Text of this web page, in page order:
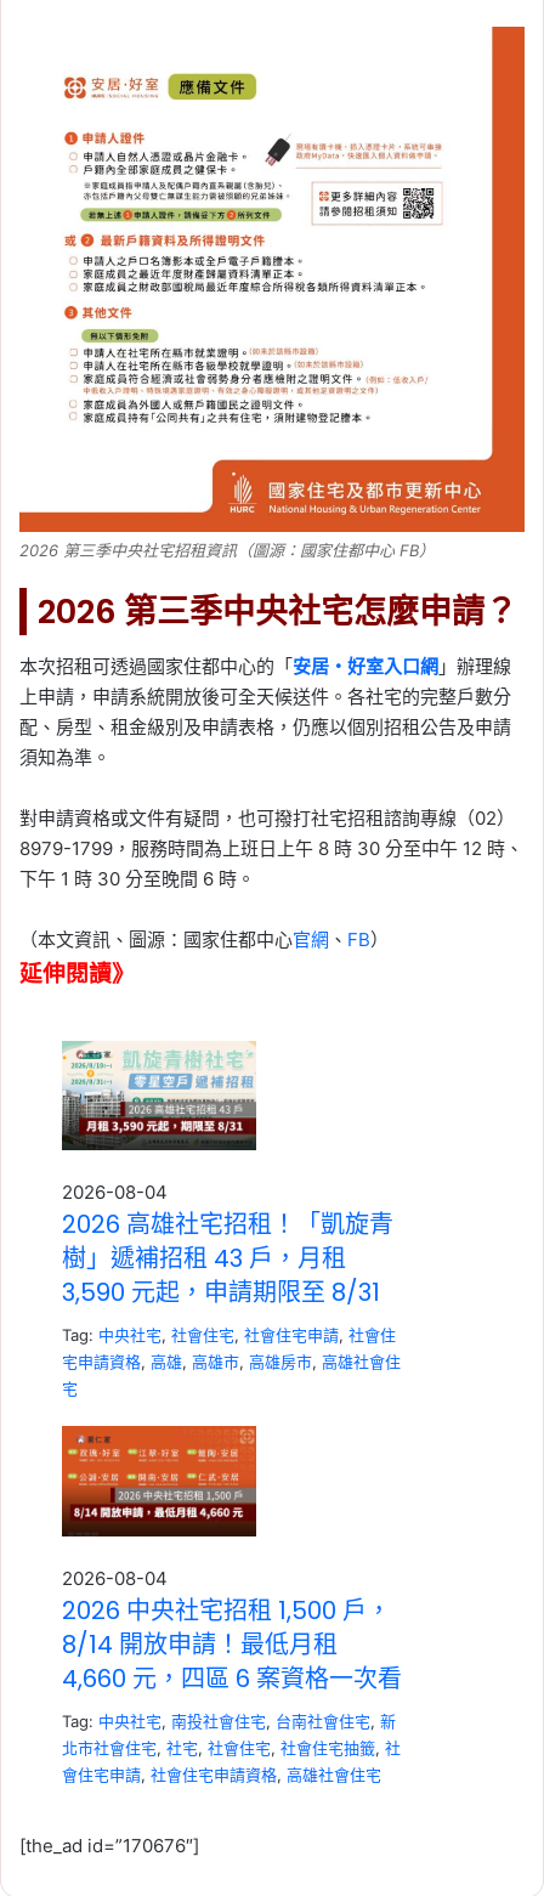
2026 第三季中央社宅招租資訊（圖源：國家住都中心 FB）
2026 第三季中央社宅怎麼申請？
本次招租可透過國家住都中心的「安居・好室入口網 」辦理線
上申請，申請系統開放後可全天候送件。各社宅的完整戶數分
配、房型、租金級別及申請表格，仍應以個別招租公告及申請
須知為準。
對申請資格或文件有疑問，也可撥打社宅招租諮詢專線（02）
8979-1799，服務時間為上班日上午 8 時 30 分至中午 12 時、
下午 1 時 30 分至晚間 6 時。
（本文資訊、圖源：國家住都中心官網 、 FB）
延伸閱讀》
2026-08-04
2026 高雄社宅招租！「凱旋青
樹」遞補招租 43 戶，月租
3,590 元起，申請期限至 8/31
Tag: 中央社宅, 社會住宅, 社會住宅申請, 社會住
宅申請資格, 高雄, 高雄市, 高雄房市, 高雄社會住
宅
2026-08-04
2026 中央社宅招租 1,500 戶，
8/14 開放申請！最低月租
4,660 元，四區 6 案資格一次看
Tag: 中央社宅, 南投社會住宅, 台南社會住宅, 新
北市社會住宅, 社宅, 社會住宅, 社會住宅抽籤, 社
會住宅申請, 社會住宅申請資格, 高雄社會住宅
[the_ad id=”170676″]